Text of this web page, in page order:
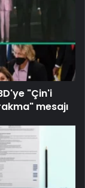
"Çin'i
mesajı